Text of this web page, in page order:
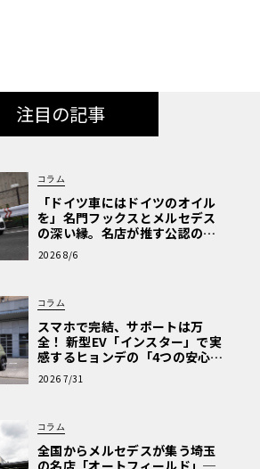
注目の記事
コラム
「ドイツ車にはドイツのオイル
を」名門フックスとメルセデス
の深い縁。名店が推す公認の安
心と、Cクラスで味わうシルキー
な走り〈PR〉
2026 8/6
コラム
スマホで完結、サポートは万
全！ 新型EV「インスター」で実
感するヒョンデの「4つの安心」
【第1回・ヒョンデ6つの疑問：
Why? Hyundai?】〈PR〉
2026 7/31
コラム
全国からメルセデスが集う埼玉
の名店「オートフィールド」─